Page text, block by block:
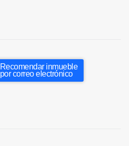
Recomendar inmueble
por correo electrónico